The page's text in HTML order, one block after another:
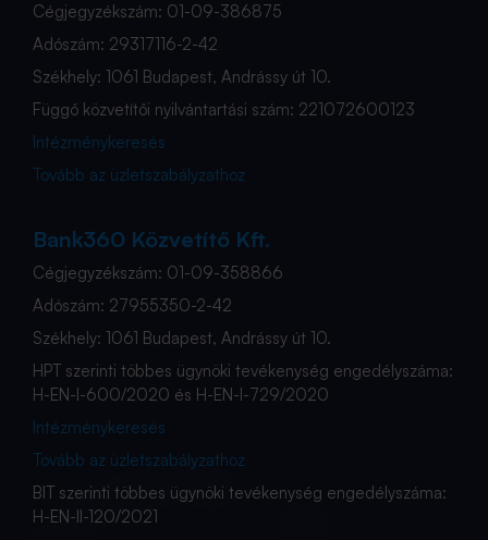
Cégjegyzékszám: 01-09-386875
Adószám: 29317116-2-42
Székhely: 1061 Budapest, Andrássy út 10.
Függő közvetítői nyilvántartási szám: 221072600123
Intézménykeresés
Tovább az üzletszabályzathoz
Bank360 Közvetítő Kft.
Cégjegyzékszám: 01-09-358866
Adószám: 27955350-2-42
Székhely: 1061 Budapest, Andrássy út 10.
HPT szerinti többes ügynöki tevékenység engedélyszáma:
H-EN-I-600/2020 és H-EN-I-729/2020
Intézménykeresés
Tovább az üzletszabályzathoz
BIT szerinti többes ügynöki tevékenység engedélyszáma:
H-EN-II-120/2021